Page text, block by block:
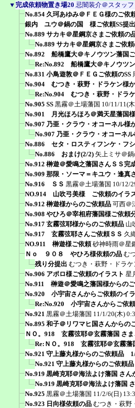
▼ 完成依頼物置き場20 忌闇装介＠スタッフ
No.854 久珂あゆみ＠ＦＥＧ様のご依
銀内 ユウ＠鍋の国 様ご依頼SS提出
No.889 サカキ＠星鋼京さまご依頼の
No.889 サカキ＠星鋼京さまご依
No.892 船橋鷹大＠キノウツン藩国
Re:No.892 船橋鷹大＠キノウツ
No.831 小鳥遊敦＠ＦＥＧご依頼のSS
No.904 むつき・萩野・ドラケン様
Re:No.904 むつき・萩野・ドラ
No.905 SS 黒霧＠土場藩国 10/11/11(
No.901 月光ほろほろ＠満天星藩国
No.907 乃亜・クラウ・オコーネル
No.907 乃亜・クラウ・オコーネ
No.886 セタ・ロスティフンケ・フ
No.886 おまけ(2/2) 矢上ミサ＠鍋
No.912 榊遊＠愛鳴之藩国さんＳＳ完
No.909 那限・ソーマ＝キユウ・逢真
No.916 ＳＳ 黒霧＠土場藩国 10/12/
NO.914 山吹弓美様 ご依頼のイラ
No.912 榊遊様からのご依頼品 可西＠
No.908 やひろ＠宰相府藩国様ご依頼
No.917 玄霧弦耶様からのご依頼品 山
No.917 玄霧弦耶さんご依頼ＳＳ 久
NO.911 榊遊様ご依頼 砂神時雨＠星
Ｎｏ ９０８ やひろ様依頼の品 む
残り分提出 むつき・萩野・ドラ
No.906 アポロ様ご依頼のイラスト 星
No.911 榊遊＠愛鳴之藩国様からのご
No.920 小宇宙さんからご依頼のイ
Re:No.920 小宇宙さんからご依
No.921 黒霧＠土場藩国 11/1/20(木)
No.895 和子＠リワマヒ国さんからの
ＮＯ。918 玄霧弦耶＠玄霧藩国 さま
Re:ＮＯ。918 玄霧弦耶＠玄霧藩
No.921 守上藤丸様からのご依頼品
No.921 守上藤丸様からのご依頼
No.919 黒崎克耶＠海法よけ藩国 さん
No.919 黒崎克耶＠海法よけ藩国
No.925 黒霧＠土場藩国 11/2/6(日)
No.923 日向様依頼の品 むつき・萩野